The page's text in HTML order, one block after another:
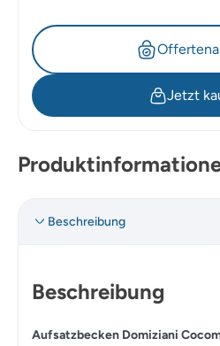
Jetzt
Beschreibung
Beschreibung
Aufsatzbecken Domiziani